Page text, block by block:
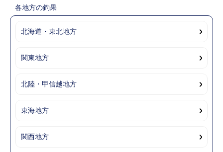
各地方の釣果
北海道・東北地方
関東地方
北陸・甲信越地方
東海地方
関西地方